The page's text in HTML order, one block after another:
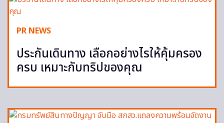
PR NEWS
ประกันเดินทาง เลือกอย่างไรให้คุ้มครอง
ครบ เหมาะกับทริปของคุณ